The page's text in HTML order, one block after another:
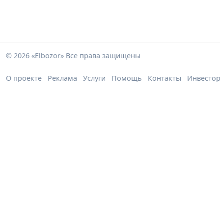
© 2026 «Elbozor» Все права защищены
О проекте Реклама Услуги Помощь Контакты